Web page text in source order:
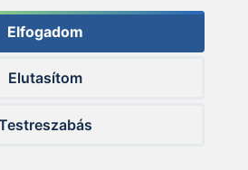
Elfogadom
Elutasítom